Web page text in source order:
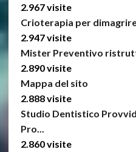
2.967 visite
Crioterapia per
2.947 visite
Mister Preventivo
2.890 visite
Mappa del sito
2.888 visite
Studio Dentistico
Pro...
2.860 visite